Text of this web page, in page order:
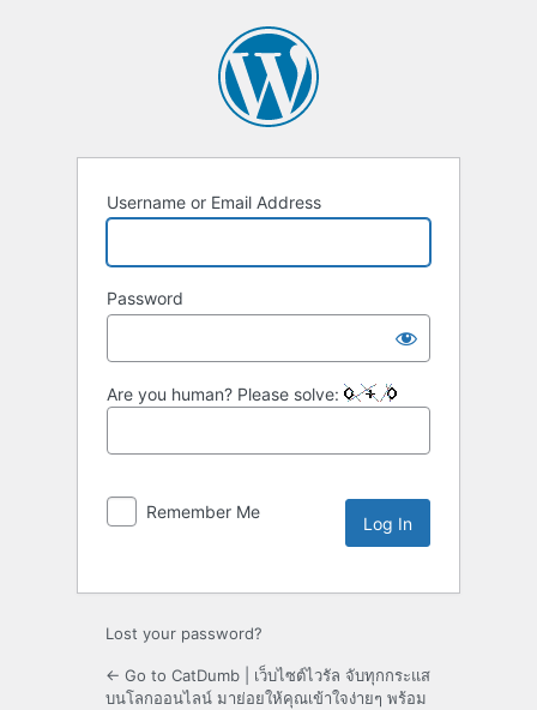
Username or Email Address
Password
Are you human? Please solve:
Remember Me
Lost your password?
← Go to CatDumb | เว็บไซต์ไวรัล จับทุกกระแส
บนโลกออนไลน์ มาย่อยให้คุณเข้าใจง่ายๆ พร้อม